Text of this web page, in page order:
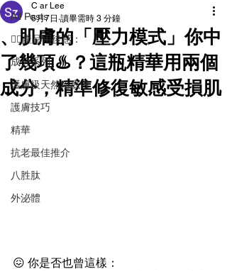
All Posts
🙋‍♀️產品用後感：
成分系列
護膚級天然粉底液
護膚技巧
精華
抗老最佳推介
八胜肽
外泌體
、肌膚的「壓力模式」你中
了幾項♨️？這瓶精華用兩個
成分，精準修復敏感受損肌
C ar Lee
6月7日 讀畢需時 3 分鐘
😖 你是否也曾這樣：